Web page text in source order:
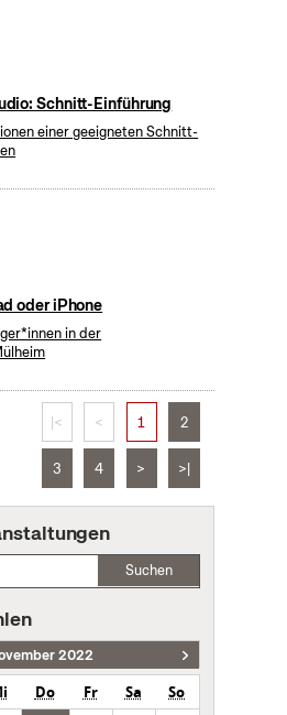
Schnitt-Einführung
einer geeigneten Schnitt-
oder iPhone
in der
|< < 1 2
3 4 > >|
Suchen
2022
Do Fr Sa
So